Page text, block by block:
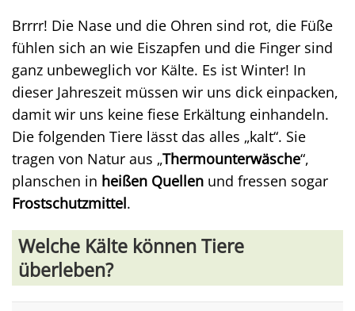
Brrrr! Die Nase und die Ohren sind rot, die Füße
fühlen sich an wie Eiszapfen und die Finger sind
ganz unbeweglich vor Kälte. Es ist Winter! In
dieser Jahreszeit müssen wir uns dick einpacken,
damit wir uns keine fiese Erkältung einhandeln.
Die folgenden Tiere lässt das alles „kalt“. Sie
tragen von Natur aus „Thermounterwäsche“,
planschen in heißen Quellen und fressen sogar
Frostschutzmittel.
Welche Kälte können Tiere
überleben?